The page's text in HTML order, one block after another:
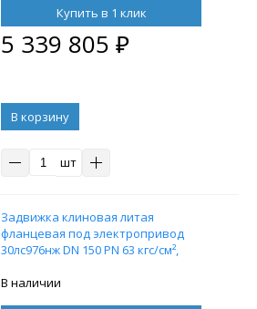
Купить в 1 клик
5 339 805 ₽
В корзину
шт
Задвижка клиновая литая
фланцевая под электропривод
30лс976нж DN 150 PN 63 кгс/см²,
В наличии